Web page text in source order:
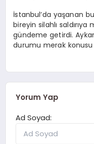
İstanbul’da yaşanan
bireyin silahlı saldırıya
gündeme getirdi.
durumu merak
Yorum Yap
Ad Soyad: